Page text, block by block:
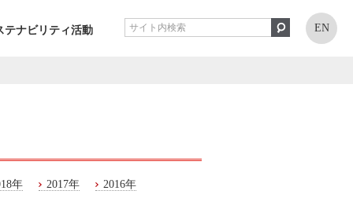
テナビリティ活動 EN
年 2017年 2016年